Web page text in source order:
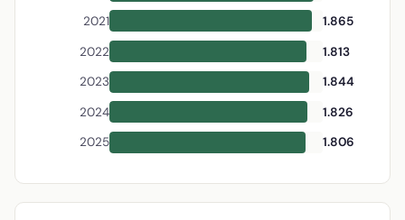
2021
1.865
2022
1.813
2023
1.844
2024
1.826
2025
1.806